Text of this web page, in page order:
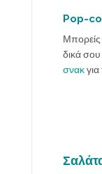
Pop-
Μπορείς
δικά
σνακ